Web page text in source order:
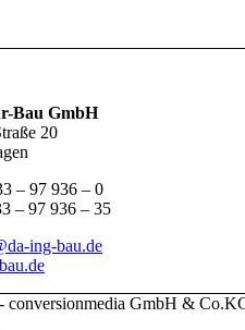
Bau GmbH
20
– 97 936 – 0
– 97 936 – 35
ing-bau.de
conversionmedia GmbH &